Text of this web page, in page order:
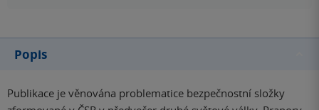
Popis
Publikace je věnována problematice bezpečnostní složky